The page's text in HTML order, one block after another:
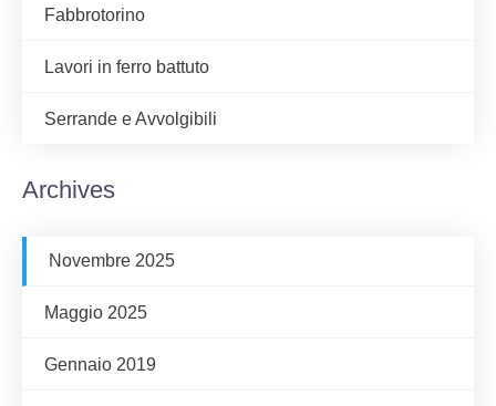
Fabbrotorino
Lavori in ferro battuto
Serrande e Avvolgibili
Archives
Novembre 2025
Maggio 2025
Gennaio 2019